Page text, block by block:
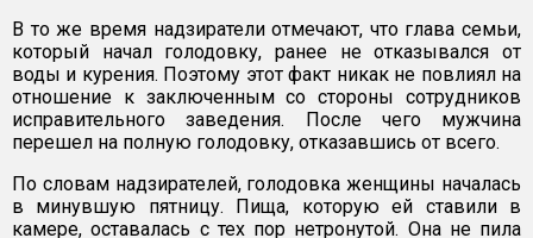
В то же время надзиратели отмечают, что глава семьи,
который начал голодовку, ранее не отказывался от
воды и курения. Поэтому этот факт никак не повлиял на
отношение к заключенным со стороны сотрудников
исправительного заведения. После чего мужчина
перешел на полную голодовку, отказавшись от всего.
По словам надзирателей, голодовка женщины началась
в минувшую пятницу. Пища, которую ей ставили в
камере, оставалась с тех пор нетронутой. Она не пила